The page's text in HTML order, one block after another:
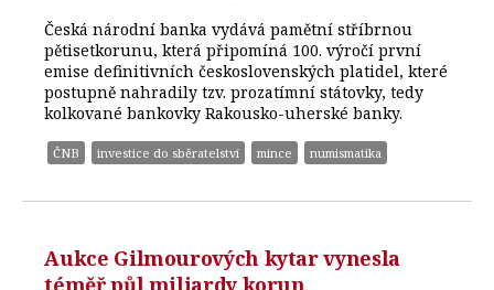
Česká národní banka vydává pamětní stříbrnou
pětisetkorunu, která připomíná 100. výročí první
emise definitivních československých platidel, které
postupně nahradily tzv. prozatímní státovky, tedy
kolkované bankovky Rakousko-uherské banky.
ČNB investice do sběratelství mince numismatika
Aukce Gilmourových kytar vynesla
téměř půl miliardy korun